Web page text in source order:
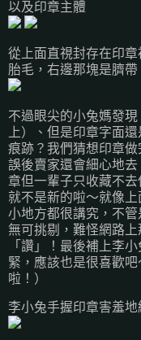
以及印章主體
從上面直視封存在印
胎毛，右邊那塊是臍帶
不過眼尖的小兔媽發
上）、但是印章字面
痕跡？我們猜想印章
誤後賣家還會細心地
章但一輩子只收藏不
就不是新的啦～就像
小地方都很講究，不
無可挑剔，難怪網路
「讚」！最後補上李
緊，應該也是很喜歡
啦！）
李小兔手握印章害羞